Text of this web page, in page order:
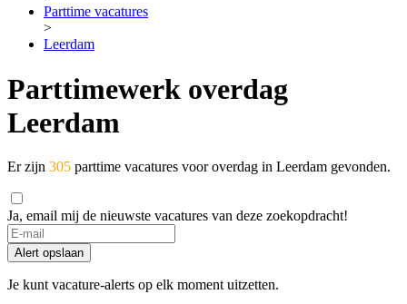
Parttime vacatures
>
Leerdam
Parttimewerk overdag
Leerdam
Er zijn 305 parttime vacatures voor overdag in Leerdam gevonden.
Ja, email mij de nieuwste vacatures van deze zoekopdracht!
If
you
are
a
Alert opslaan
Je kunt vacature-alerts op elk moment uitzetten.